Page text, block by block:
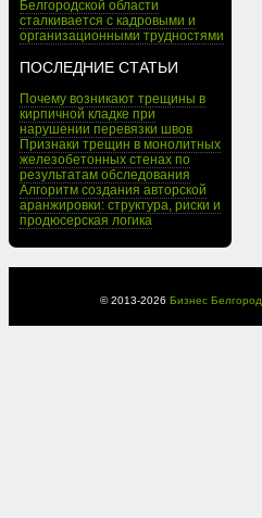
Белгородской области
сталкивается с кадровыми и
организационными трудностями
ПОСЛЕДНИЕ СТАТЬИ
Почему возникают трещины в
кирпичной кладке при
нарушении перевязки швов
Признаки трещин в монолитных
железобетонных стенах по
результатам обследования
Алгоритм создания авторской
аранжировки: структура, риски и
продюсерская логика
© 2013-2026 Бизнес Белгород